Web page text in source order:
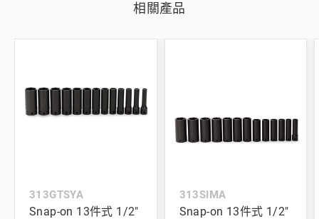
相關產品
313GTSYA
Snap-on 13件式 1/2"
313SIMA
Snap-on 13件式 1/2"